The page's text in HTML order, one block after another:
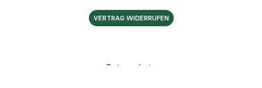
VERTRAG WIDERRUFEN
Datenschutz